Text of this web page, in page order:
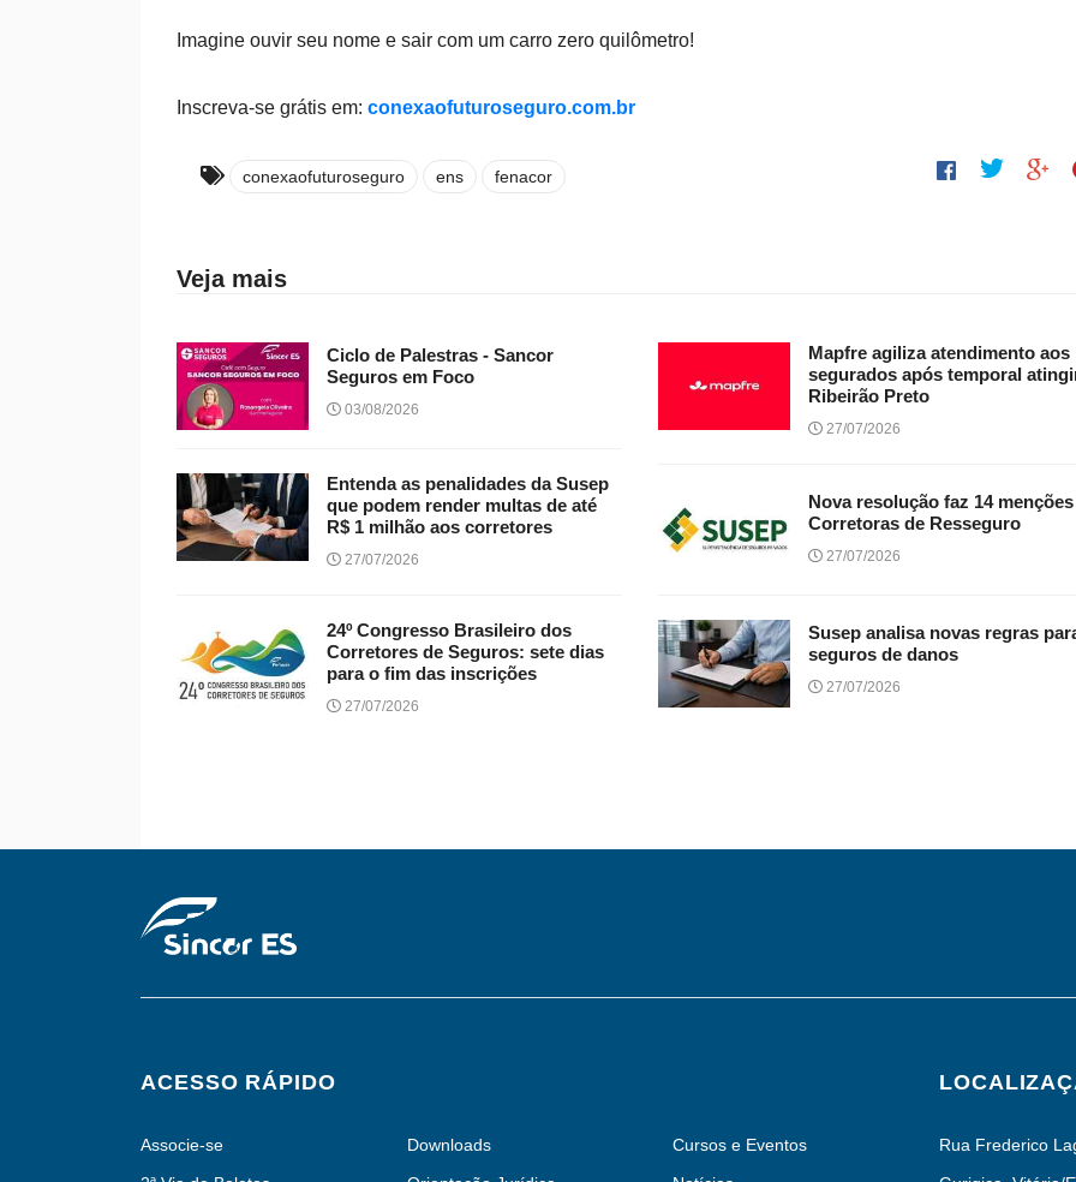
Imagine ouvir seu nome e sair com um carro zero quilômetro!
Inscreva-se grátis em: conexaofuturoseguro.com.br
conexaofuturoseguro ens fenacor
Veja mais
Ciclo de Palestras - Sancor
Seguros em Foco
03/08/2026
Entenda as penalidades da Susep
que podem render multas de até
R$ 1 milhão aos corretores
27/07/2026
24º Congresso Brasileiro dos
Corretores de Seguros: sete dias
para o fim das inscrições
27/07/2026
Mapfre agiliza atendimento aos
segurados após temporal
Ribeirão Preto
27/07/2026
Nova resolução faz 14
Corretoras de Resseguro
27/07/2026
Susep analisa novas regras
seguros de danos
27/07/2026
ACESSO RÁPIDO
Associe-se
Downloads
Cursos e Eventos
Rua Frederico